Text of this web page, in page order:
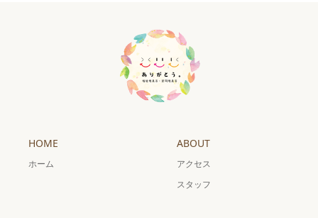
HOME
ホーム
ABOUT
アクセス
スタッフ